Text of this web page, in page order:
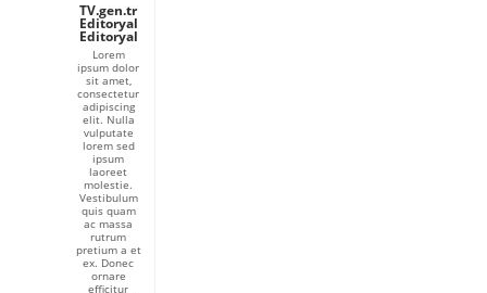
TV.gen.tr
Editoryal
Editoryal
Lorem
ipsum dolor
sit amet,
consectetur
adipiscing
elit. Nulla
vulputate
lorem sed
ipsum
laoreet
molestie.
Vestibulum
quis quam
ac massa
rutrum
pretium a et
ex. Donec
ornare
efficitur